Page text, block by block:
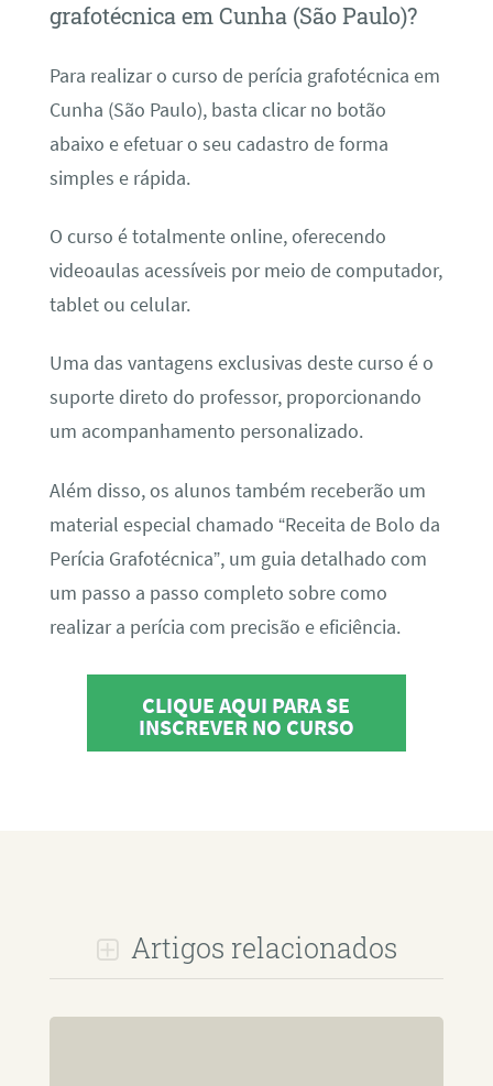
grafotécnica em Cunha (São Paulo)?
Para realizar o curso de perícia grafotécnica em
Cunha (São Paulo), basta clicar no botão
abaixo e efetuar o seu cadastro de forma
simples e rápida.
O curso é totalmente online, oferecendo
videoaulas acessíveis por meio de computador,
tablet ou celular.
Uma das vantagens exclusivas deste curso é o
suporte direto do professor, proporcionando
um acompanhamento personalizado.
Além disso, os alunos também receberão um
material especial chamado “Receita de Bolo da
Perícia Grafotécnica”, um guia detalhado com
um passo a passo completo sobre como
realizar a perícia com precisão e eficiência.
CLIQUE AQUI PARA SE
INSCREVER NO CURSO
Artigos relacionados